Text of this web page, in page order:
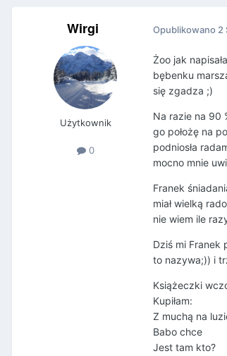
Wirgi
Użytkownik
0
Opublikowano 2
Żoo jak
bębenku
się zgadza ;)
Na razie na 90
go położę na
podniosła
mocno mnie
Franek
miał wielką
nie wiem ile
Dziś mi Franek
to nazywa;)) i
Książeczki
Kupiłam:
Z muchą na
Babo chce
Jest tam kto?